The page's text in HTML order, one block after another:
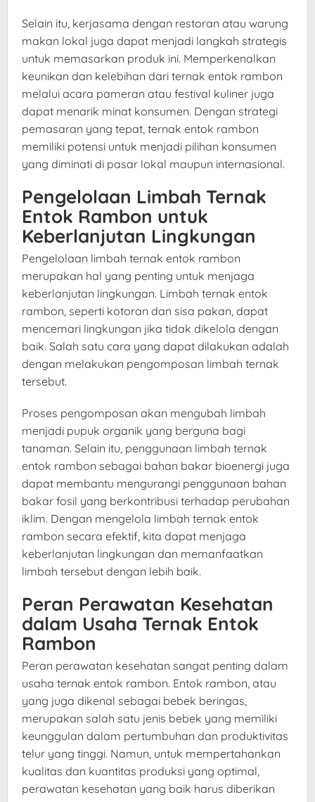
Selain itu, kerjasama dengan restoran atau warung
makan lokal juga dapat menjadi langkah strategis
untuk memasarkan produk ini. Memperkenalkan
keunikan dan kelebihan dari ternak entok rambon
melalui acara pameran atau festival kuliner juga
dapat menarik minat konsumen. Dengan strategi
pemasaran yang tepat, ternak entok rambon
memiliki potensi untuk menjadi pilihan konsumen
yang diminati di pasar lokal maupun internasional.
Pengelolaan Limbah Ternak
Entok Rambon untuk
Keberlanjutan Lingkungan
Pengelolaan limbah ternak entok rambon
merupakan hal yang penting untuk menjaga
keberlanjutan lingkungan. Limbah ternak entok
rambon, seperti kotoran dan sisa pakan, dapat
mencemari lingkungan jika tidak dikelola dengan
baik. Salah satu cara yang dapat dilakukan adalah
dengan melakukan pengomposan limbah ternak
tersebut.
Proses pengomposan akan mengubah limbah
menjadi pupuk organik yang berguna bagi
tanaman. Selain itu, penggunaan limbah ternak
entok rambon sebagai bahan bakar bioenergi juga
dapat membantu mengurangi penggunaan bahan
bakar fosil yang berkontribusi terhadap perubahan
iklim. Dengan mengelola limbah ternak entok
rambon secara efektif, kita dapat menjaga
keberlanjutan lingkungan dan memanfaatkan
limbah tersebut dengan lebih baik.
Peran Perawatan Kesehatan
dalam Usaha Ternak Entok
Rambon
Peran perawatan kesehatan sangat penting dalam
usaha ternak entok rambon. Entok rambon, atau
yang juga dikenal sebagai bebek beringas,
merupakan salah satu jenis bebek yang memiliki
keunggulan dalam pertumbuhan dan produktivitas
telur yang tinggi. Namun, untuk mempertahankan
kualitas dan kuantitas produksi yang optimal,
perawatan kesehatan yang baik harus diberikan